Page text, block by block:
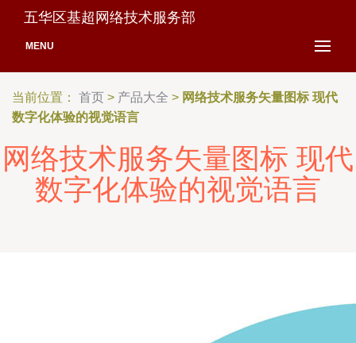
五华区基超网络技术服务部
MENU
当前位置： 首页 > 产品大全 > 网络技术服务矢量图标 现代
数字化体验的视觉语言
网络技术服务矢量图标 现代
数字化体验的视觉语言